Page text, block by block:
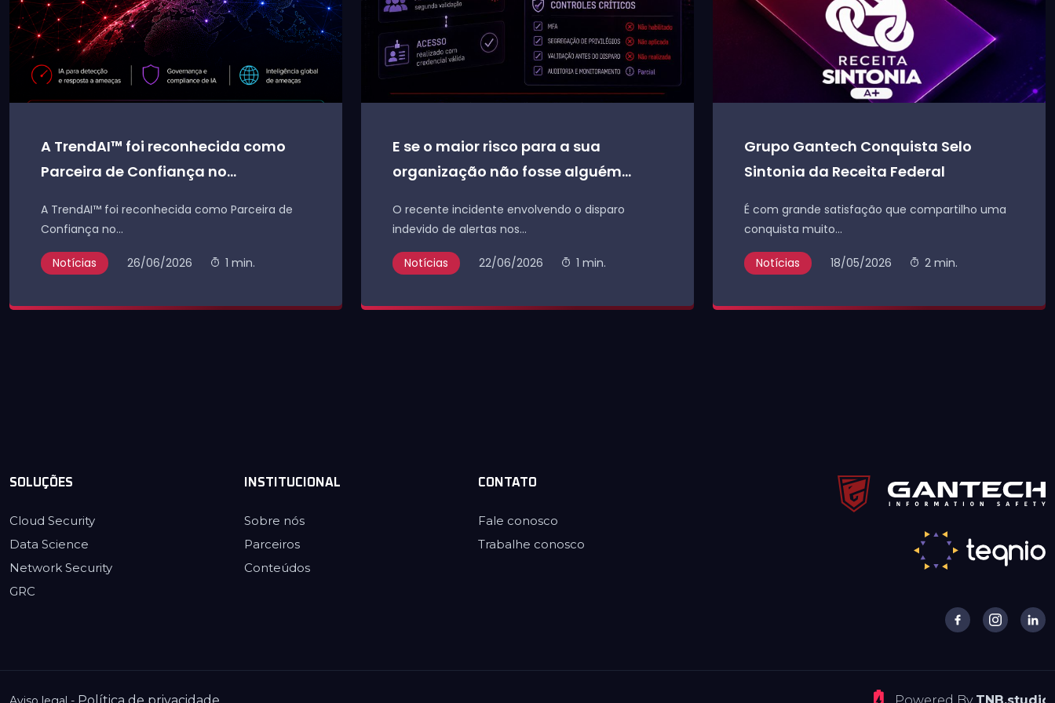
A TrendAI™ foi reconhecida como
Parceira de Confiança no...
A TrendAI™ foi reconhecida como Parceira de
Confiança no...
Notícias 26/06/2026 1 min.
E se o maior risco para a sua
organização não fosse alguém...
O recente incidente envolvendo o disparo
indevido de alertas nos...
Notícias 22/06/2026 1 min.
Grupo Gantech Conquista Selo
Sintonia da Receita Federal
É com grande satisfação que compartilho uma
conquista muito...
Notícias 18/05/2026 2 min.
SOLUÇÕES
Cloud Security
Data Science
Network Security
GRC
INSTITUCIONAL
Sobre nós
Parceiros
Conteúdos
CONTATO
Fale conosco
Trabalhe conosco